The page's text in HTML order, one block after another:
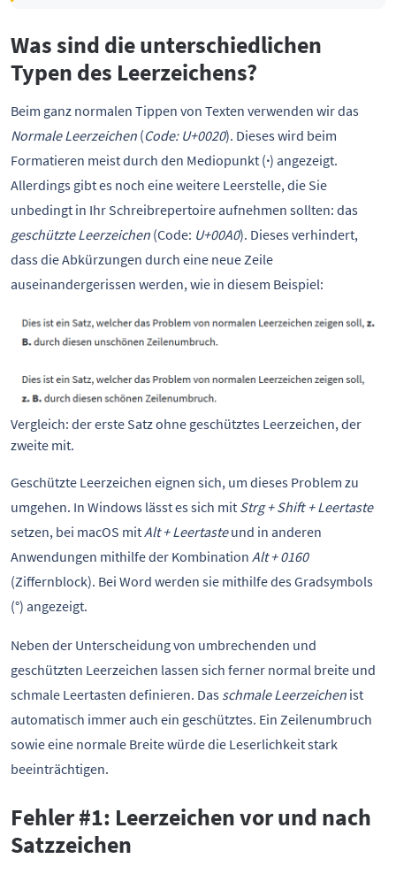
Was sind die unterschiedlichen
Typen des Leerzeichens?
Beim ganz normalen Tippen von Texten verwenden wir das
Normale Leerzeichen (Code: U+0020). Dieses wird beim
Formatieren meist durch den Mediopunkt (·) angezeigt.
Allerdings gibt es noch eine weitere Leerstelle, die Sie
unbedingt in Ihr Schreibrepertoire aufnehmen sollten: das
geschützte Leerzeichen (Code: U+00A0). Dieses verhindert,
dass die Abkürzungen durch eine neue Zeile
auseinandergerissen werden, wie in diesem Beispiel:
Vergleich: der erste Satz ohne geschütztes Leerzeichen, der
zweite mit.
Geschützte Leerzeichen eignen sich, um dieses Problem zu
umgehen. In Windows lässt es sich mit Strg + Shift + Leertaste
setzen, bei macOS mitAlt + Leertasteund in anderen
Anwendungen mithilfe der Kombination Alt + 0160
(Ziffernblock). Bei Word werden sie mithilfe des Gradsymbols
(°) angezeigt.
Neben der Unterscheidung von umbrechenden und
geschützten Leerzeichen lassen sich ferner normal breite und
schmale Leertasten definieren. Das schmale Leerzeichen ist
automatisch immer auch ein geschütztes. Ein Zeilenumbruch
sowie eine normale Breite würde die Leserlichkeit stark
beeinträchtigen.
Fehler #1: Leerzeichen vor und nach
Satzzeichen